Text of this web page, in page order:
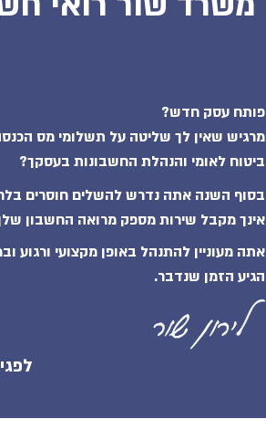
בסוף השנה אתה נדרש להשלים חוסרים
אינך מקבל שירות מספק מרואה החשבון
פותח עסק חדש?
מרגיש שאין לך שליטה על תשלומי מס
ביטוח לאומי והנהלת החשבונות בעסקך?
אתה מעוניין להתנהל באופן מקצועי ורגוע
הגיע הזמן שנדבר.